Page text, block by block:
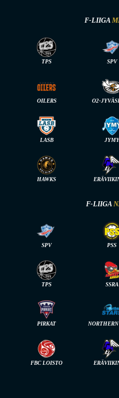
F-LIIGA
TPS SPV
OILERS O2-
LASB JYMY
HAWKS
F-LIIGA
SPV PSS
TPS SSRA
PIRKAT NORTHERN
FBC LOISTO